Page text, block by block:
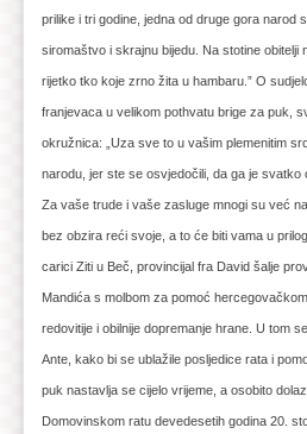
prilike i tri godine, jedna od druge gora narod
siromaštvo i skrajnu bijedu. Na stotine obitelji
rijetko tko koje zrno žita u hambaru.” O
franjevaca u velikom pothvatu brige za puk,
okružnica: „Uza sve to u vašim plemenitim
narodu, jer ste se osvjedočili, da ga je svatko
Za vaše trude i vaše zasluge mnogi su već
bez obzira reći svoje, a to će biti vama u
carici Ziti u Beč, provincijal fra David šalje
Mandića s molbom za pomoć
redovitije i obilnije dopremanje hrane. U tom
Ante, kako bi se ublažile posljedice rata i
puk nastavlja se cijelo vrijeme, a osobito
Domovinskom ratu devedesetih godina 20.